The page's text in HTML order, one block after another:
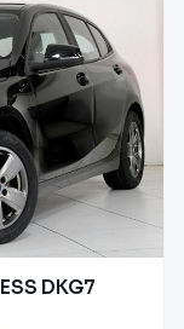
DKG7